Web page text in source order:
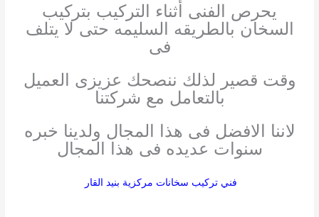
يحرص الفنى أثناء التركيب بتركيب
السخان بالطريقه السليمه حتى لا يتلف
فى
وقت قصير لذلك ننصحك عزيزى العميل
بالتعامل مع شركتنا
لاننا الافضل فى هذا المجال ولدينا خبره
سنوات عديده فى هذا المجال
فني تركيب سخانات مركزية بنيد القار